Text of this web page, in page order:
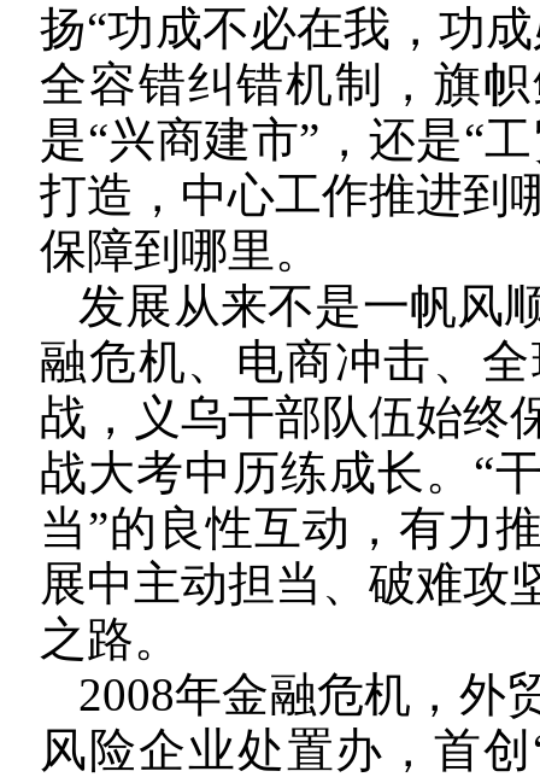
扬“功成不必在我，功
全容错纠错机制，旗
是“兴商建市”，还是“
打造，中心工作推进到
保障到哪里。
发展从来不是一帆风
融危机、电商冲击、
战，义乌干部队伍始终
战大考中历练成长。“
当”的良性互动，有力
展中主动担当、破难攻
之路。
2008年金融危机，外
风险企业处置办，首